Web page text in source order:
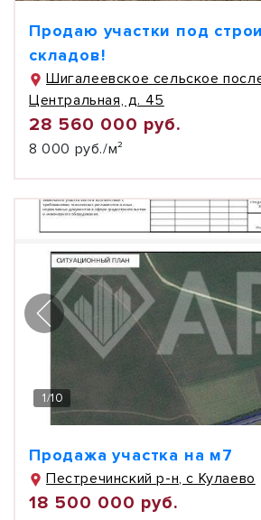
Продаю участки под
складов!
Шигалеевское сельское
Центральная, д. 45
28 560 000 руб.
8 000 руб./м²
1/10
Продажа участка на м7
Пестречинский р-н, с Кулаево
18 500 000 руб.